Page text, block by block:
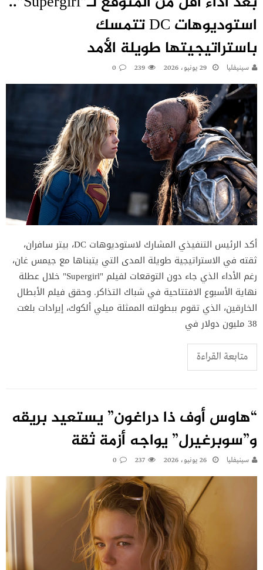
استوديوهات DC تتمسك
باستراتيجيتها طويلة الأمد
سينيفليا 29 يونيو، 2026 239
0
أكد الرئيس التنفيذي المشارك لاستوديوهات DC، بيتر سافران،
ثقته في الاستراتيجية طويلة المدى التي يتبناها مع جيمس غان،
رغم الأداء الذي جاء دون التوقعات لفيلم "Supergirl" خلال عطلة
نهاية الأسبوع الافتتاحية في شباك التذاكر. وحقق فيلم الأبطال
الخارقين، الذي تقوم ببطولته الممثلة ميلي ألكوك، إيرادات بلغت
38 مليون دولار في
متابعة القراءة
“هاوس أوف ذا دراغون” يستعيد بريقه
و”سوبرغيرل” يواجه أزمة ثقة
سينيفليا 26 يونيو، 2026 237
0